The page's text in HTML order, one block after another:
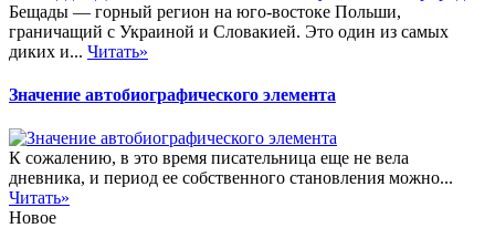
Бещады — горный регион на юго-востоке Польши,
граничащий с Украиной и Словакией. Это один из самых
диких и... Читать»
Значение автобиографического элемента
К сожалению, в это время писательница еще не вела
дневника, и период ее собственного становления можно...
Читать»
Новое